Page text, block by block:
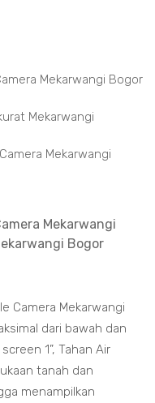
Mekarwangi Bogor
Mekarwangi
Mekarwangi
Mekarwangi
Bogor
Camera Mekarwangi
dari bawah dan
1”, Tahan Air
tanah dan
menampilkan